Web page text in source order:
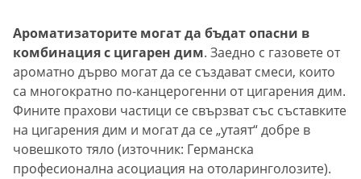
Ароматизаторите могат да бъдат опасни в
комбинация с цигарен дим. Заедно с газовете от
ароматно дърво могат да се създават смеси, които
са многократно по-канцерогенни от цигарения дим.
Фините прахови частици се свързват със съставките
на цигарения дим и могат да се „утаят“ добре в
човешкото тяло (източник: Германска
професионална асоциация на отоларинголозите).